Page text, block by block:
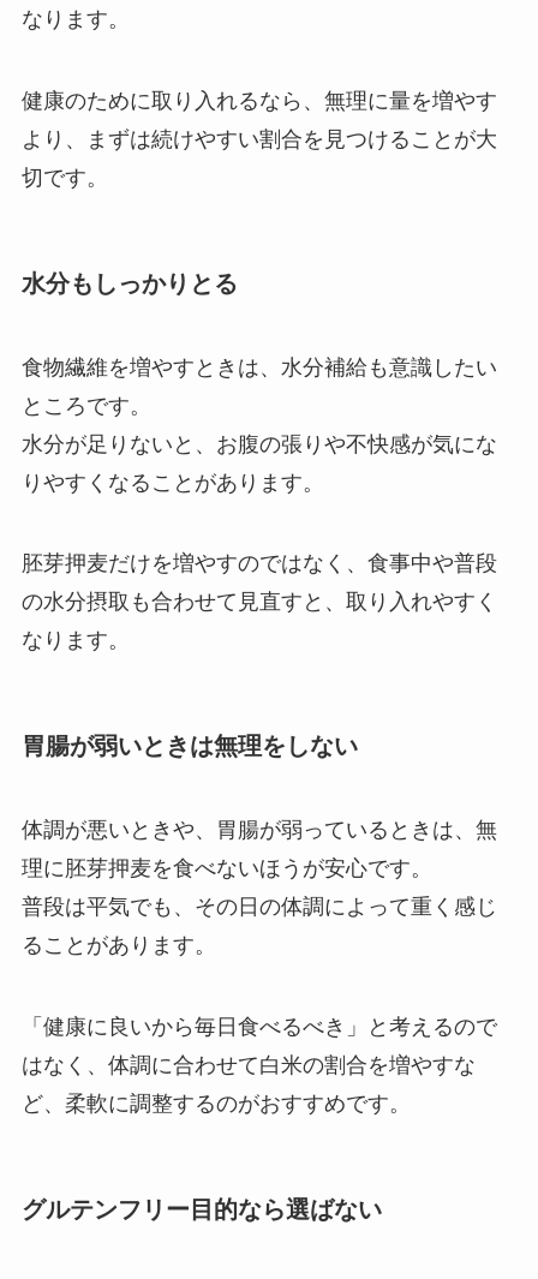
なります。
健康のために取り入れるなら、無理に量を増やす
より、まずは続けやすい割合を見つけることが大
切です。
水分もしっかりとる
食物繊維を増やすときは、水分補給も意識したい
ところです。
水分が足りないと、お腹の張りや不快感が気にな
りやすくなることがあります。
胚芽押麦だけを増やすのではなく、食事中や普段
の水分摂取も合わせて見直すと、取り入れやすく
なります。
胃腸が弱いときは無理をしない
体調が悪いときや、胃腸が弱っているときは、無
理に胚芽押麦を食べないほうが安心です。
普段は平気でも、その日の体調によって重く感じ
ることがあります。
「健康に良いから毎日食べるべき」と考えるので
はなく、体調に合わせて白米の割合を増やすな
ど、柔軟に調整するのがおすすめです。
グルテンフリー目的なら選ばない